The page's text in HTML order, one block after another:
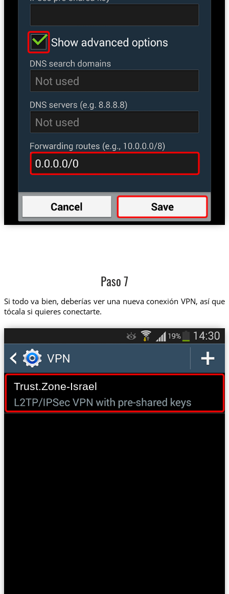
Paso 7
Si todo va bien, deberías ver una nueva conexión VPN, así que
tócala si quieres conectarte.
Trust.Zone-Israel